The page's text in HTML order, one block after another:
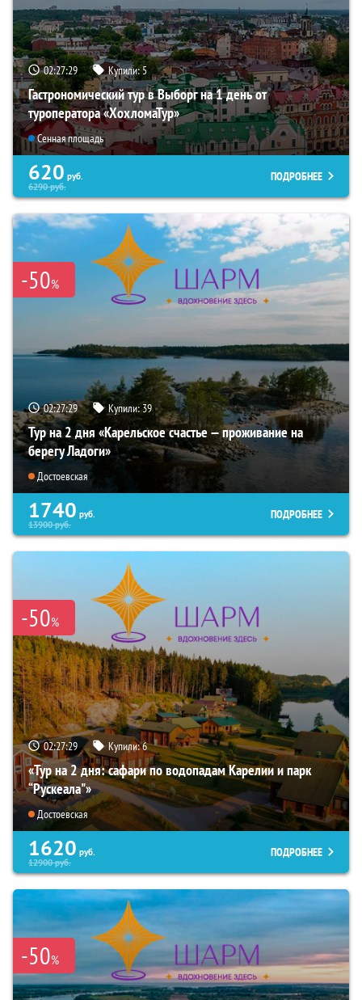
02:27:28 Купили:5
Гастрономический тур в Выборг на 1 день от
туроператора «ХохломаТур»
Сенная площадь
620 руб.
6290руб.
ПОДРОБНЕЕ
-50%
02:27:28 Купили:39
Тур на 2 дня «Карельское счастье — проживание на
берегу Ладоги»
Достоевская
1740 руб.
13900руб.
ПОДРОБНЕЕ
-50%
02:27:28 Купили:6
«Тур на 2 дня: сафари по водопадам Карелии и парк
“Рускеала"»
Достоевская
1620 руб.
12900руб.
ПОДРОБНЕЕ
-50%